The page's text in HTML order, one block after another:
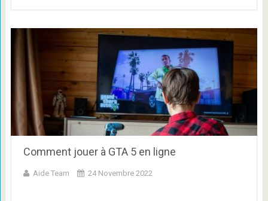
Comment jouer à GTA 5 en ligne
Aide Team 24 Novembre 2022